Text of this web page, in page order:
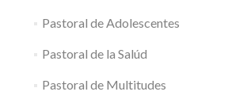
Pastoral de Adolescentes
Pastoral de la Salúd
Pastoral de Multitudes